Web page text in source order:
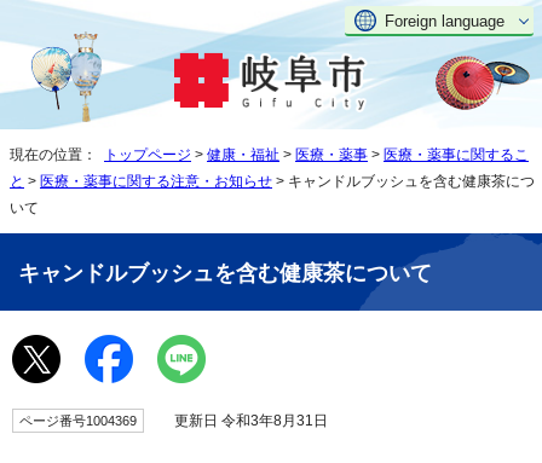
Foreign language
現在の位置： トップページ > 健康・福祉 > 医療・薬事 > 医療・薬事に関するこ
と > 医療・薬事に関する注意・お知らせ > キャンドルブッシュを含む健康茶につ
いて
キャンドルブッシュを含む健康茶について
ページ番号1004369 更新日 令和3年8月31日